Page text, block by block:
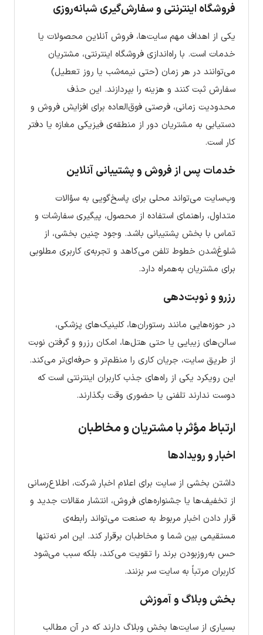
فروشگاه اینترنتی و سفارش‌گیری شبانه‌روزی
یکی از اهداف مهم سایت‌ها، فروش آنلاین محصولات یا
خدمات است. با راه‌اندازی فروشگاه اینترنتی، مشتریان
می‌توانند در هر زمان (حتی نیمه‌شب یا روز تعطیل)
سفارش ثبت کنند و هزینه را بپردازند. این حذف
محدودیت زمانی، فرصتی فوق‌العاده برای افزایش فروش و
دستیابی به مشتریان دور از منطقه‌ی فیزیکی مغازه یا دفتر
کار است.
خدمات پس از فروش و پشتیبانی آنلاین
وب‌سایت می‌تواند محلی برای پاسخ‌گویی به سؤالات
متداول، راهنمای استفاده از محصول، پیگیری سفارشات و
تماس با بخش پشتیبانی باشد. وجود چنین بخشی، از
شلوغ‌شدن خطوط تلفن می‌کاهد و تجربه‌ی کاربری مطلوبی
برای مشتریان به‌همراه دارد.
رزرو و نوبت‌دهی
در حوزه‌هایی مانند رستوران‌ها، کلینیک‌های پزشکی،
سالن‌های زیبایی یا حتی هتل‌ها، امکان رزرو و گرفتن نوبت
از طریق سایت، جریان کاری را منظم‌تر و حرفه‌ای‌تر می‌کند.
این رویکرد یکی از راه‌های جذب کاربران اینترنتی است که
دوست ندارند تلفنی یا حضوری وقت بگذارند.
ارتباط مؤثر با مشتریان و مخاطبان
اخبار و رویدادها
داشتن بخشی از سایت برای اعلام اخبار شرکت، اطلاع‌رسانی
از تخفیف‌ها یا جشنواره‌های فروش، انتشار مقالات جدید و
قرار دادن اخبار مربوط به صنعت می‌تواند رابطه‌ی
مستقیمی بین شما و مخاطبان برقرار کند. این امر نه‌تنها
حس به‌روزبودن برند را تقویت می‌کند، بلکه سبب می‌شود
کاربران مرتباً به سایت سر بزنند.
بخش وبلاگ و آموزش
بسیاری از سایت‌ها بخش وبلاگ دارند که در آن مطالب